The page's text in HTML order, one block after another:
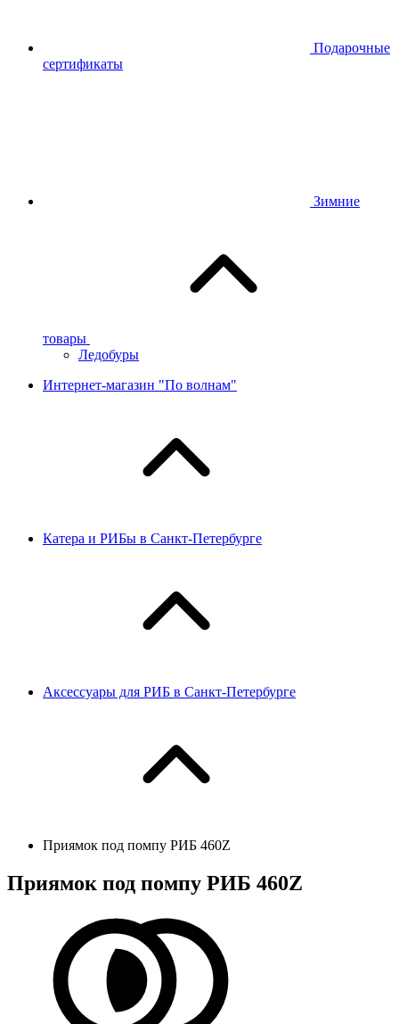
Подарочные
сертификаты
Зимние
товары
Ледобуры
Интернет-магазин "По волнам"
Катера и РИБы в Санкт-Петербурге
Аксессуары для РИБ в Санкт-Петербурге
Приямок под помпу РИБ 460Z
Приямок под помпу РИБ 460Z